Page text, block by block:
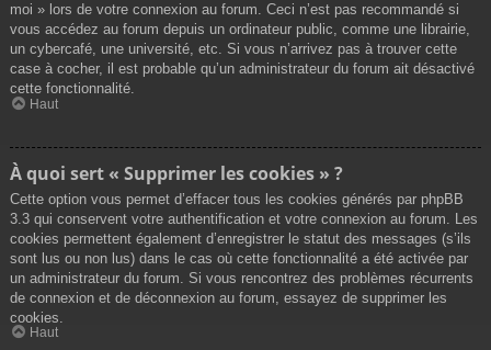
moi » lors de votre connexion au forum. Ceci n’est pas recommandé si
vous accédez au forum depuis un ordinateur public, comme une librairie,
un cybercafé, une université, etc. Si vous n’arrivez pas à trouver cette
case à cocher, il est probable qu’un administrateur du forum ait désactivé
cette fonctionnalité.
Haut
À quoi sert « Supprimer les cookies » ?
Cette option vous permet d’effacer tous les cookies générés par phpBB
3.3 qui conservent votre authentification et votre connexion au forum. Les
cookies permettent également d’enregistrer le statut des messages (s’ils
sont lus ou non lus) dans le cas où cette fonctionnalité a été activée par
un administrateur du forum. Si vous rencontrez des problèmes récurrents
de connexion et de déconnexion au forum, essayez de supprimer les
cookies.
Haut